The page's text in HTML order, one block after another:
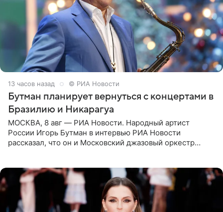
13 часов назад © РИА Новости
Бутман планирует вернуться с концертами в
Бразилию и Никарагуа
МОСКВА, 8 авг — РИА Новости. Народный артист
России Игорь Бутман в интервью РИА Новости
рассказал, что он и Московский джазовый оркестр